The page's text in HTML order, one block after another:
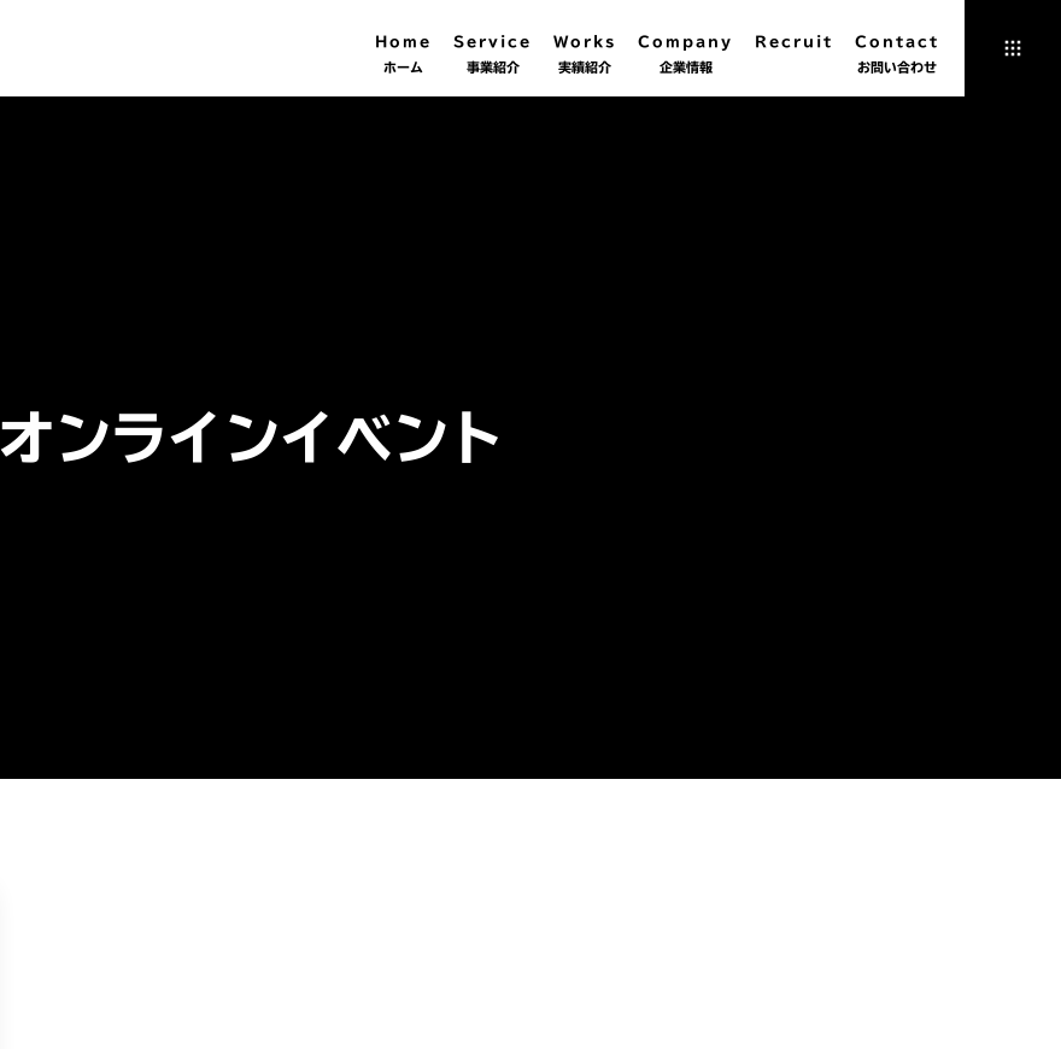
Home
ホーム
Service
事業紹介
Works
実績紹介
Company
企業情報
Recruit Contact
お問い合わせ
オンラインイベント